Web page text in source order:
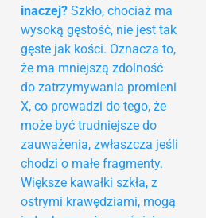
inaczej? Szkło, chociaż ma
wysoką gęstość, nie jest tak
gęste jak kości. Oznacza to,
że ma mniejszą zdolność
do zatrzymywania promieni
X, co prowadzi do tego, że
może być trudniejsze do
zauważenia, zwłaszcza jeśli
chodzi o małe fragmenty.
Większe kawałki szkła, z
ostrymi krawędziami, mogą